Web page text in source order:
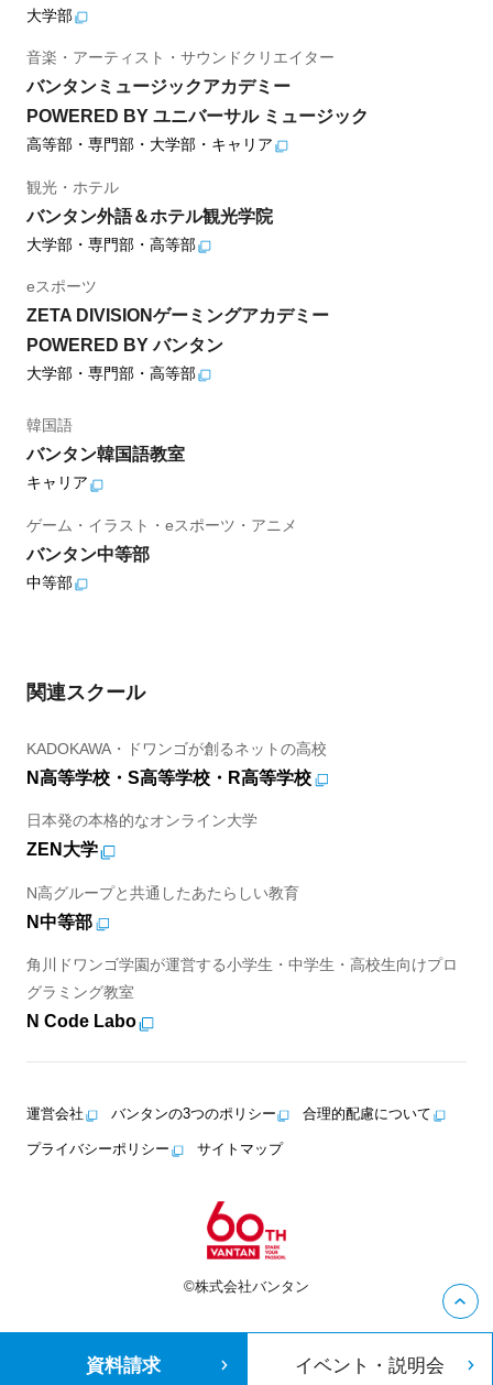
大学部
音楽・アーティスト・サウンドクリエイター
バンタンミュージックアカデミー
POWERED BY ユニバーサル ミュージック
高等部・専門部・大学部・キャリア
観光・ホテル
バンタン外語＆ホテル観光学院
大学部・専門部・高等部
eスポーツ
ZETA DIVISIONゲーミングアカデミー
POWERED BY バンタン
大学部・専門部・高等部
韓国語
バンタン韓国語教室
キャリア
ゲーム・イラスト・eスポーツ・アニメ
バンタン中等部
中等部
関連スクール
KADOKAWA・ドワンゴが創るネットの高校
N高等学校・S高等学校・R高等学校
日本発の本格的なオンライン大学
ZEN大学
N高グループと共通したあたらしい教育
N中等部
角川ドワンゴ学園が運営する小学生・中学生・高校生向けプロ
グラミング教室
N Code Labo
運営会社 バンタンの3つのポリシー 合理的配慮について
プライバシーポリシー サイトマップ
©株式会社バンタン
資料請求 イベント・説明会